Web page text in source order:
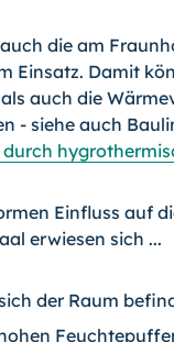
die am
Einsatz. Damit
auch die
- siehe auch
Einfluss auf
erwiesen sich ...
der Raum